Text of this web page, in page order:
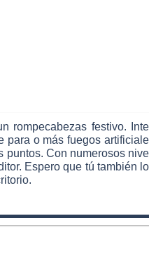
rompecabezas festivo.
o más fuegos
Con numerosos
Espero que tú también